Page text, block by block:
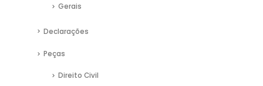
Gerais
Declarações
Peças
Direito Civil